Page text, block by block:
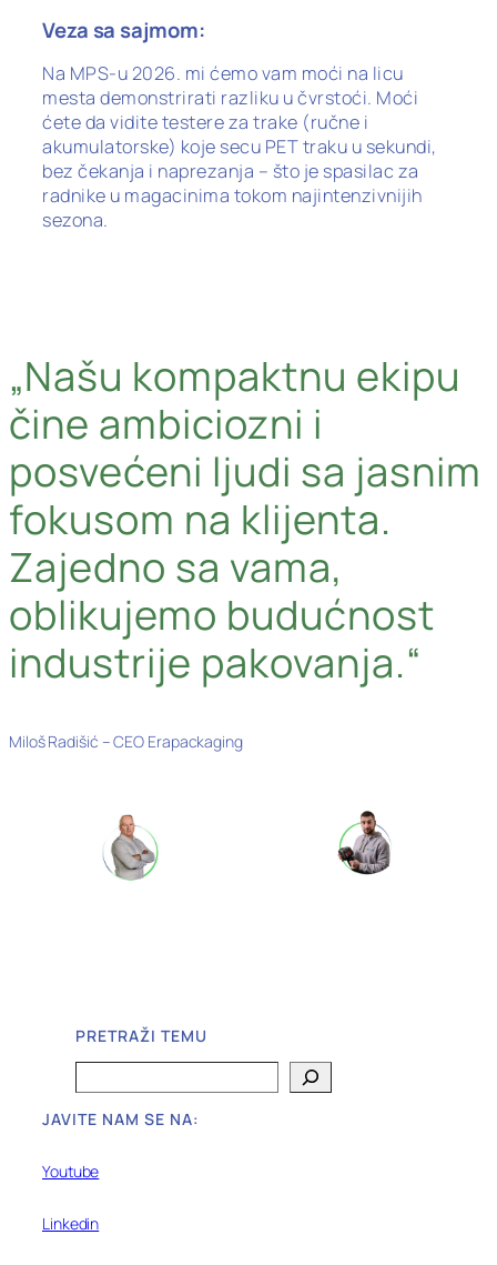
Veza sa sajmom:
Na MPS-u 2026. mi ćemo vam moći na licu
mesta demonstrirati razliku u čvrstoći. Moći
ćete da vidite testere za trake (ručne i
akumulatorske) koje secu PET traku u sekundi,
bez čekanja i naprezanja – što je spasilac za
radnike u magacinima tokom najintenzivnijih
sezona.
„Našu kompaktnu ekipu
čine ambiciozni i
posvećeni ljudi sa jasnim
fokusom na klijenta.
Zajedno sa vama,
oblikujemo budućnost
industrije pakovanja.“
Miloš Radišić – CEO Erapackaging
PRETRAŽI TEMU
JAVITE NAM SE NA:
Youtube
Linkedin